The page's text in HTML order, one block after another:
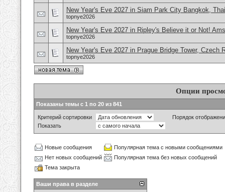
New Year's Eve 2027 in Siam Park City Bangkok,
topnye2026
New Year's Eve 2027 in Ripley's Believe it or Not!
topnye2026
New Year's Eve 2027 in Prague Bridge Tower, Czech
topnye2026
Опции
Показаны темы с 1 по 20 из 841
Критерий сортировки
Порядок
Показать
Новые сообщения
Популярная тема с новыми сообщениями
Нет новых сообщений
Популярная тема без новых сообщений
Тема закрыта
Ваши права в разделе